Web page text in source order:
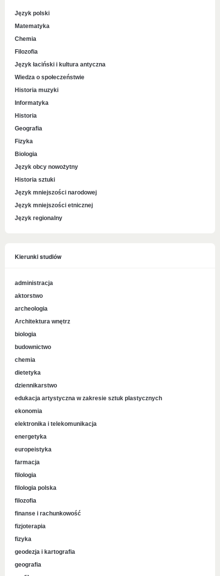
Język polski
Matematyka
Chemia
Filozofia
Język łaciński i kultura antyczna
Wiedza o społeczeństwie
Historia muzyki
Informatyka
Historia
Geografia
Fizyka
Biologia
Język obcy nowożytny
Historia sztuki
Język mniejszości narodowej
Język mniejszości etnicznej
Język regionalny
Kierunki studiów
administracja
aktorstwo
archeologia
Architektura wnętrz
biologia
budownictwo
chemia
dietetyka
dziennikarstwo
edukacja artystyczna w zakresie sztuk plastycznych
ekonomia
elektronika i telekomunikacja
energetyka
europeistyka
farmacja
filologia
filologia polska
filozofia
finanse i rachunkowość
fizjoterapia
fizyka
geodezja i kartografia
geografia